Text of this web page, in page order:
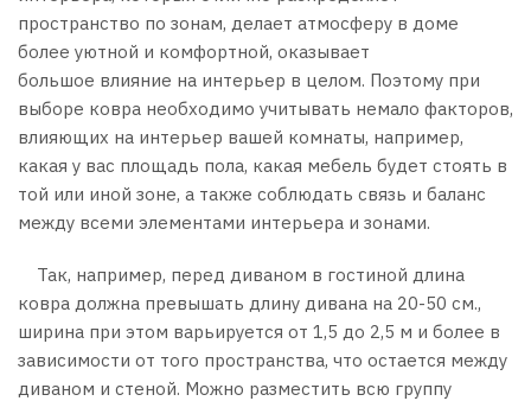
пространство по зонам, делает атмосферу в доме
более уютной и комфортной, оказывает
большое влияние на интерьер в целом. Поэтому при
выборе ковра необходимо учитывать немало факторов,
влияющих на интерьер вашей комнаты, например,
какая у вас площадь пола, какая мебель будет стоять в
той или иной зоне, а также соблюдать связь и баланс
между всеми элементами интерьера и зонами.
Так, например, перед диваном в гостиной длина
ковра должна превышать длину дивана на 20-50 см.,
ширина при этом варьируется от 1,5 до 2,5 м и более в
зависимости от того пространства, что остается между
диваном и стеной. Можно разместить всю группу